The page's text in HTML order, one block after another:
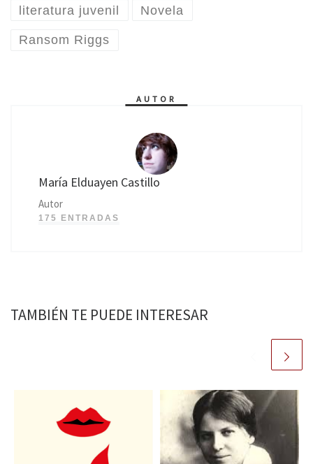
literatura juvenil Novela
Ransom Riggs
AUTOR
María Elduayen Castillo
Autor
175 ENTRADAS
TAMBIÉN TE PUEDE INTERESAR